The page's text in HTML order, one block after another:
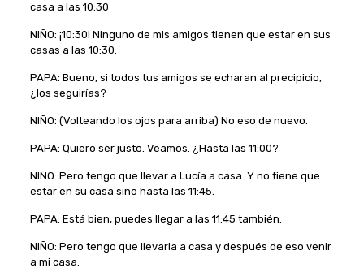
casa a las 10:30
NIÑO: ¡10:30! Ninguno de mis amigos tienen que estar en sus
casas a las 10:30.
PAPA: Bueno, si todos tus amigos se echaran al precipicio,
¿los seguirías?
NIÑO: (Volteando los ojos para arriba) No eso de nuevo.
PAPA: Quiero ser justo. Veamos. ¿Hasta las 11:00?
NIÑO: Pero tengo que llevar a Lucía a casa. Y no tiene que
estar en su casa sino hasta las 11:45.
PAPA: Está bien, puedes llegar a las 11:45 también.
NIÑO: Pero tengo que llevarla a casa y después de eso venir
a mi casa.